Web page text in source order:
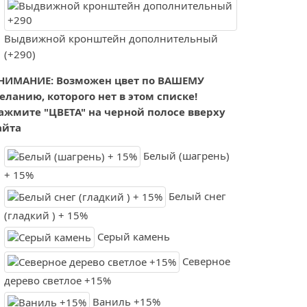
Выдвижной кронштейн дополнительный
(+290)
Возможен цвет по ВАШЕМУ
которого нет в этом списке!
"ЦВЕТА" на черной полосе вверху
Белый (шагрень)
+ 15%
Белый снег
(гладкий ) + 15%
Серый камень
Северное
дерево светлое +15%
Ваниль +15%